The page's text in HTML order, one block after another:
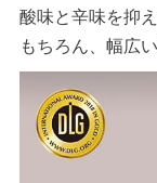
酸味と辛味を抑
もちろん、幅広